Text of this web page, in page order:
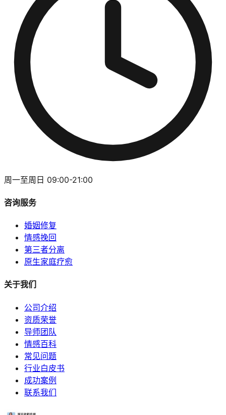
周一至周日 09:00-21:00
咨询服务
婚姻修复
情感挽回
第三者分离
原生家庭疗愈
关于我们
公司介绍
资质荣誉
导师团队
情感百科
常见问题
行业白皮书
成功案例
联系我们